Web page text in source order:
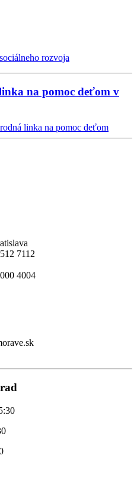
rozvoja
na pomoc deťom v
7112
4004